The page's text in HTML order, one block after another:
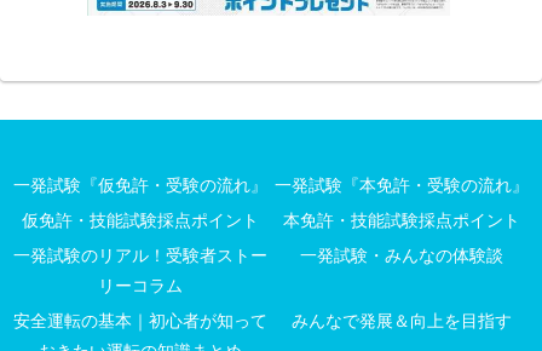
一発試験『仮免許・受験の流れ』
一発試験『本免許・受験の流れ』
仮免許・技能試験採点ポイント
本免許・技能試験採点ポイント
一発試験のリアル！受験者ストー
リーコラム
一発試験・みんなの体験談
安全運転の基本｜初心者が知って
みんなで発展＆向上を目指す